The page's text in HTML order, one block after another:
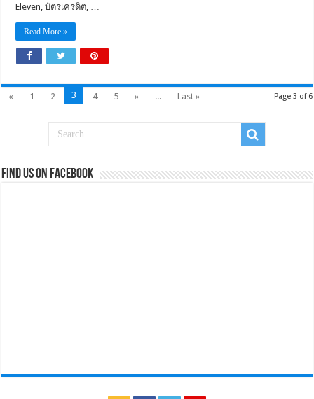
Eleven, บัตรเครดิต, …
Read More »
Page 3 of 6
« 1 2 3 4 5 » ... Last »
Find us on Facebook